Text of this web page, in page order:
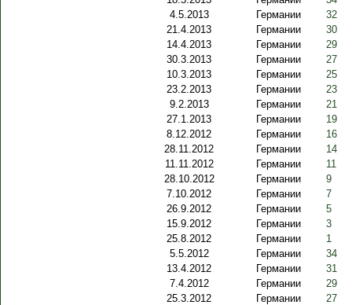
4.5.2013
Германии
32
21.4.2013
Германии
30
14.4.2013
Германии
29
30.3.2013
Германии
27
10.3.2013
Германии
25
23.2.2013
Германии
23
9.2.2013
Германии
21
27.1.2013
Германии
19
8.12.2012
Германии
16
28.11.2012
Германии
14
11.11.2012
Германии
11
28.10.2012
Германии
9
7.10.2012
Германии
7
26.9.2012
Германии
5
15.9.2012
Германии
3
25.8.2012
Германии
1
5.5.2012
Германии
34
13.4.2012
Германии
31
7.4.2012
Германии
29
25.3.2012
Германии
27